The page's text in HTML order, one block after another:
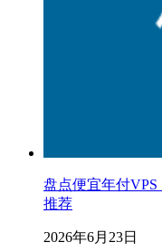
盘点便宜年付VPS
推荐
2026年6月23日